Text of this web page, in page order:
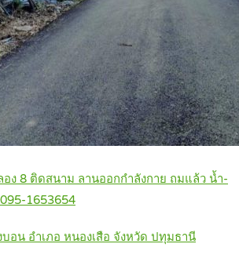
ง 8 ติดสนาม ลานออกกำลังกาย ถมแล้ว น้ำ-
1653654
อน อำเภอ หนองเสือ จังหวัด ปทุมธานี